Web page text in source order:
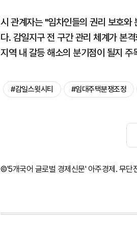
시 관계자는 "임차인들의 권리 보호와
다. 감일지구 전 구간 관리 체계가 본
지역 내 갈등 해소의 분기점이 될지 주
#감일스윗시티 #임대주택분쟁조정
©'5개국어 글로벌 경제신문' 아주경제. 무단